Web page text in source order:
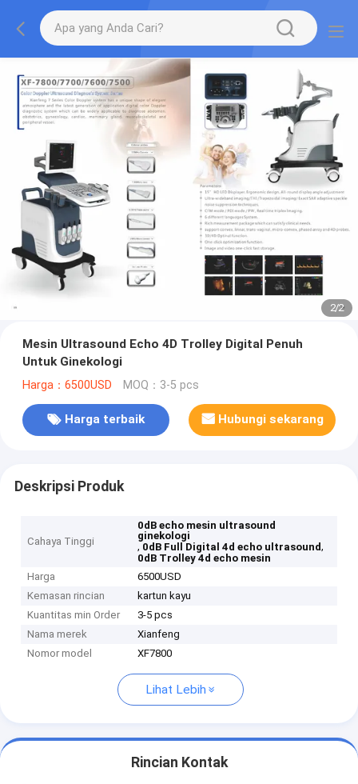
2/2
Mesin Ultrasound Echo 4D Trolley Digital Penuh
Untuk Ginekologi
Harga：6500USD MOQ：3-5 pcs
Harga terbaik Hubungi sekarang
Deskripsi Produk
Cahaya Tinggi
0dB echo mesin ultrasound
ginekologi
, 0dB Full Digital 4d echo ultrasound,
0dB Trolley 4d echo mesin
Harga
6500USD
Kemasan rincian
kartun kayu
Kuantitas min Order
3-5 pcs
Nama merek
Xianfeng
Nomor model
XF7800
Lihat Lebih
Rincian Kontak